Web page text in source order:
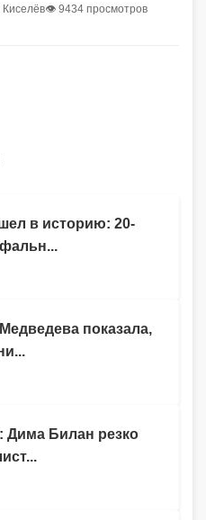
👁 9434 просмотров
в историю: 20-
показала,
Дима Билан резко